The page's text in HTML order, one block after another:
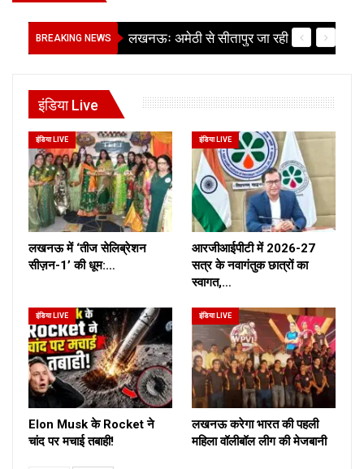
BREAKING NEWS लखनऊः नरही निवासी गर्भवती महिला की जांच रिपोर्ट आई कोरोना निगेटिव
इंडिया Live
इंडिया LIVE
लखनऊ में ‘तीज सेलिब्रेशन
सीज़न-1’ की धूम:…
इंडिया LIVE
आरजीआईपीटी में 2026-27
सत्र के नवागंतुक छात्रों का
स्वागत,…
इंडिया LIVE
Elon Musk के Rocket ने
चांद पर मचाई तबाही!
इंडिया LIVE
लखनऊ करेगा भारत की पहली
महिला वॉलीबॉल लीग की मेजबानी